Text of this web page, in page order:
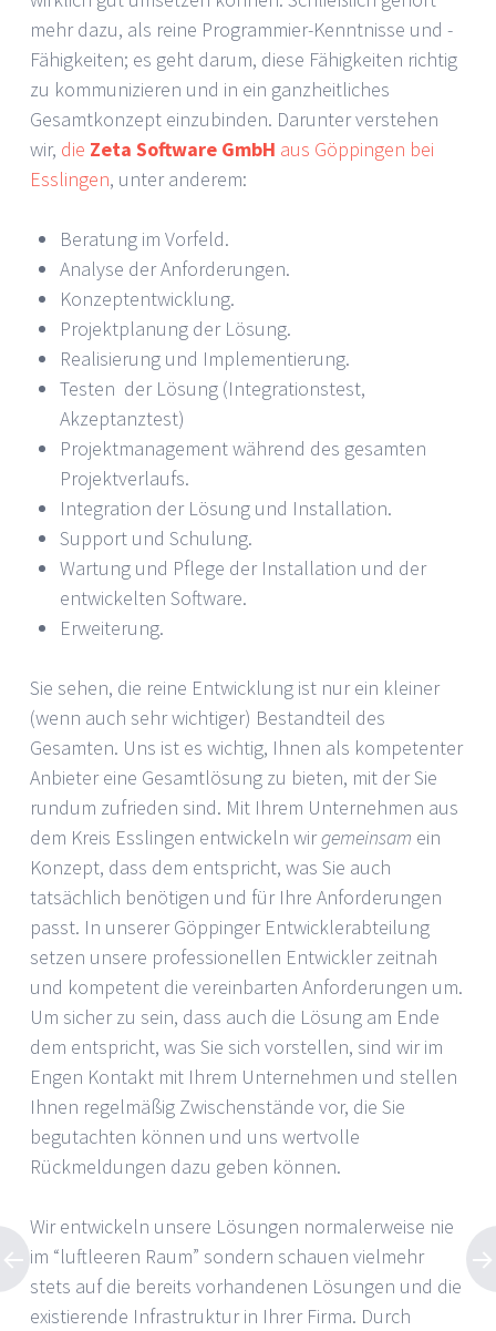
mehr dazu, als reine Programmier-Kenntnisse und -
Fähigkeiten; es geht darum, diese Fähigkeiten richtig
zu kommunizieren und in ein ganzheitliches
Gesamtkonzept einzubinden. Darunter verstehen
wir, die Zeta Software GmbH aus Göppingen bei
Esslingen, unter anderem:
Beratung im Vorfeld.
Analyse der Anforderungen.
Konzeptentwicklung.
Projektplanung der Lösung.
Realisierung und Implementierung.
Testen der Lösung (Integrationstest,
Akzeptanztest)
Projektmanagement während des gesamten
Projektverlaufs.
Integration der Lösung und Installation.
Support und Schulung.
Wartung und Pflege der Installation und der
entwickelten Software.
Erweiterung.
Sie sehen, die reine Entwicklung ist nur ein kleiner
(wenn auch sehr wichtiger) Bestandteil des
Gesamten. Uns ist es wichtig, Ihnen als kompetenter
Anbieter eine Gesamtlösung zu bieten, mit der Sie
rundum zufrieden sind. Mit Ihrem Unternehmen aus
dem Kreis Esslingen entwickeln wirgemeinsam ein
Konzept, dass dem entspricht, was Sie auch
tatsächlich benötigen und für Ihre Anforderungen
passt. In unserer Göppinger Entwicklerabteilung
setzen unsere professionellen Entwickler zeitnah
und kompetent die vereinbarten Anforderungen um.
Um sicher zu sein, dass auch die Lösung am Ende
dem entspricht, was Sie sich vorstellen, sind wir im
Engen Kontakt mit Ihrem Unternehmen und stellen
Ihnen regelmäßig Zwischenstände vor, die Sie
begutachten können und uns wertvolle
Rückmeldungen dazu geben können.
Wir entwickeln unsere Lösungen normalerweise nie
im “luftleeren Raum” sondern schauen vielmehr
stets auf die bereits vorhandenen Lösungen und die
existierende Infrastruktur in Ihrer Firma. Durch